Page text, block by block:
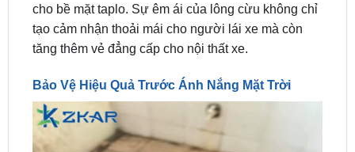
tăng thêm vẻ đẳng cấp cho nội thất xe.
Bảo Vệ Hiệu Quả Trước Ánh Nắng Mặt Trời